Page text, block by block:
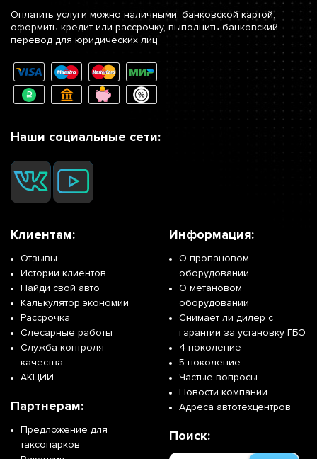
Оплатить услуги можно наличными, банковской картой,
оформить кредит или рассрочку, выполнить банковский
перевод для юридических лиц
Наши социальные сети:
Клиентам:
Отзывы
Истории клиентов
Найди свой авто
Калькулятор экономии
Рассрочка
Слесарные работы
Служба контроля
качества
АКЦИИ
Партнерам:
Предложение для
таксопарков
Информация:
О пропановом
оборудовании
О метановом
оборудовании
Снимает ли дилер с
гарантии за установку ГБО
4 поколение
5 поколение
Частые вопросы
Новости компании
Адреса автотехцентров
Поиск: